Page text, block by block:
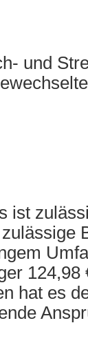
und
ist
124,98
hat es